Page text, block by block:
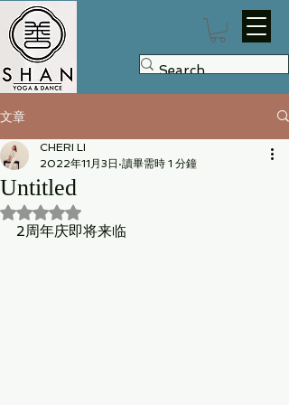
文章
Untitled
CHERI LI
2022年11月3日 讀畢需時 1 分鐘
評等為 NaN（最高為 5 顆星）。
2周年庆即将来临